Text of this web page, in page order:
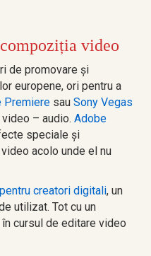
video
de promovare și
europene, ori pentru a
Premiere sau Sony Vegas
– audio. Adobe
speciale și
acolo unde el nu
creatori digitali, un
utilizat. Tot cu un
cursul de editare video